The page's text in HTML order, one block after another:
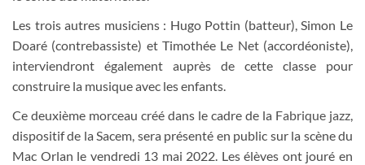
Les trois autres musiciens : Hugo Pottin (batteur), Simon Le
Doaré (contrebassiste) et Timothée Le Net (accordéoniste),
interviendront également auprès de cette classe pour
construire la musique avec les enfants.
Ce deuxième morceau créé dans le cadre de la Fabrique jazz,
dispositif de la Sacem, sera présenté en public sur la scène du
Mac Orlan le vendredi 13 mai 2022. Les élèves ont jouré en